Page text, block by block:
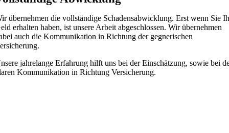
übernehmen die vollständige Schadensabwicklung. Erst wenn Sie
erhalten haben, ist unsere Arbeit abgeschlossen. Wir übernehmen
auch die Kommunikation in Richtung der gegnerischen
jahrelange Erfahrung hilft uns bei der Einschätzung, sowie bei
Kommunikation in Richtung Versicherung.